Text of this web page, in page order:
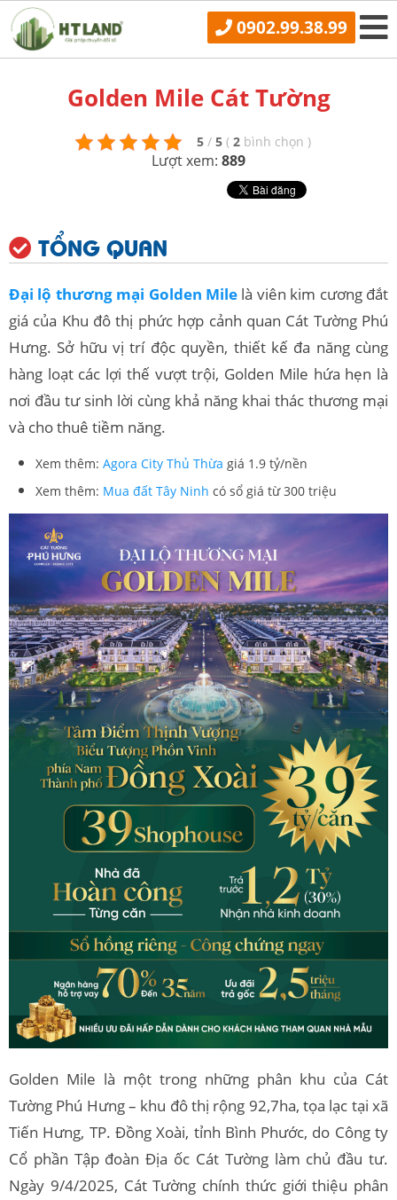
0902.99.38.99
Golden Mile Cát Tường
5 / 5 ( 2 bình chọn )
Lượt xem: 889
TỔNG QUAN
Đại lộ thương mại Golden Mile là viên kim cương đắt
giá của Khu đô thị phức hợp cảnh quan Cát Tường Phú
Hưng. Sở hữu vị trí độc quyền, thiết kế đa năng cùng
hàng loạt các lợi thế vượt trội, Golden Mile hứa hẹn là
nơi đầu tư sinh lời cùng khả năng khai thác thương mại
và cho thuê tiềm năng.
Xem thêm: Agora City Thủ Thừa giá 1.9 tỷ/nền
Xem thêm: Mua đất Tây Ninh có sổ giá từ 300 triệu
Golden Mile là một trong những phân khu của Cát
Tường Phú Hưng – khu đô thị rộng 92,7ha, tọa lạc tại xã
Tiến Hưng, TP. Đồng Xoài, tỉnh Bình Phước, do Công ty
Cổ phần Tập đoàn Địa ốc Cát Tường làm chủ đầu tư.
Ngày 9/4/2025, Cát Tường chính thức giới thiệu phân